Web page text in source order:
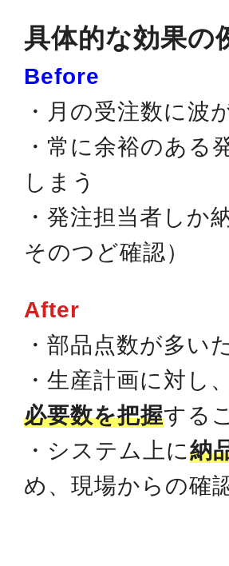
具体的な効果の
Before
・月の受注数に波
・常に余裕のある
しまう
・発注担当者しか
そのつど確認）
After
・部品点数が多い
・生産計画に対し、
必要数を把握する
・システム上に納
め、現場からの確